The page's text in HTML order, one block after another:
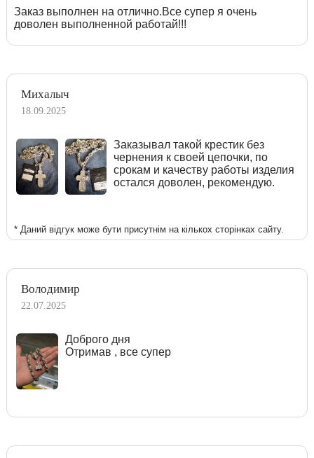
Заказ выполнен на отлично.Все супер я очень
доволен выполненной работай!!!
Михалыч
18.09.2025
Заказывал такой крестик без
чернения к своей цепочки, по
срокам и качеству работы изделия
остался доволен, рекомендую.
* Даний відгук може бути присутнім на кількох сторінках сайту.
Володимир
22.07.2025
Доброго дня
Отримав , все супер